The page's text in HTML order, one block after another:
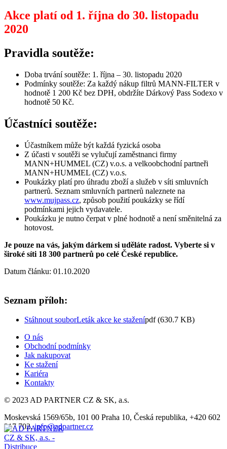
Akce platí od 1. října do 30. listopadu
2020
Pravidla soutěže:
Doba trvání soutěže: 1. října – 30. listopadu 2020
Podmínky soutěže: Za každý nákup filtrů MANN-FILTER v
hodnotě 1 200 Kč bez DPH, obdržíte Dárkový Pass Sodexo v
hodnotě 50 Kč.
Účastníci soutěže:
Účastníkem může být každá fyzická osoba
Z účasti v soutěži se vylučují zaměstnanci firmy
MANN+HUMMEL (CZ) v.o.s. a velkoobchodní partneři
MANN+HUMMEL (CZ) v.o.s.
Poukázky platí pro úhradu zboží a služeb v síti smluvních
partnerů. Seznam smluvních partnerů naleznete na
www.mujpass.cz, způsob použití poukázky se řídí
podmínkami jejich vydavatele.
Poukázku je nutno čerpat v plné hodnotě a není směnitelná za
hotovost.
Je pouze na vás, jakým dárkem si uděláte radost. Vyberte si v
široké síti 18 300 partnerů po celé České republice.
Datum článku: 01.10.2020
Seznam příloh:
Stáhnout souborLeták akce ke staženípdf (630.7 KB)
O nás
Obchodní podmínky
Jak nakupovat
Ke stažení
Kariéra
Kontakty
© 2023 AD PARTNER CZ & SK, a.s.
Moskevská 1569/65b, 101 00 Praha 10, Česká republika, +420 602
317 702,info@adpartner.cz